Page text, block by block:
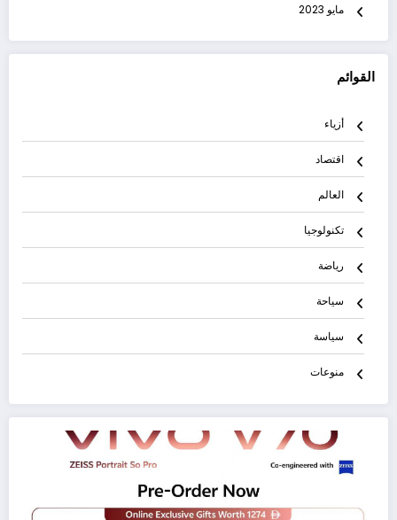
مايو 2023
القوائم
أزياء
اقتصاد
العالم
تكنولوجيا
رياضة
سياحة
سياسة
منوعات